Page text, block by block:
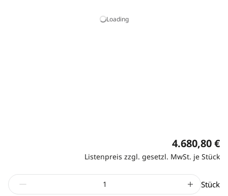
Loading
4.680,80 €
Listenpreis zzgl. gesetzl. MwSt. je Stück
Stück